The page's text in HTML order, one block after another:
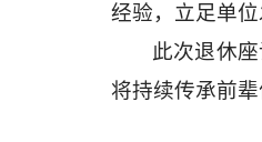
经验，立足单
此次退休
将持续传承前